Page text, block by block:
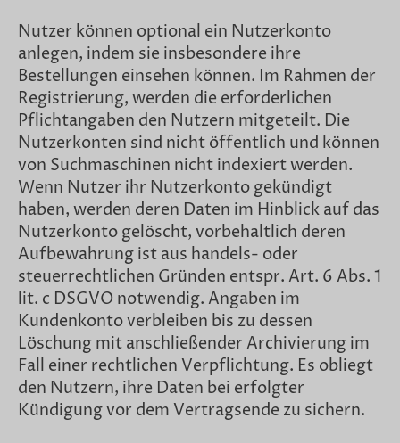
Nutzer können optional ein Nutzerkonto
anlegen, indem sie insbesondere ihre
Bestellungen einsehen können. Im Rahmen der
Registrierung, werden die erforderlichen
Pflichtangaben den Nutzern mitgeteilt. Die
Nutzerkonten sind nicht öffentlich und können
von Suchmaschinen nicht indexiert werden.
Wenn Nutzer ihr Nutzerkonto gekündigt
haben, werden deren Daten im Hinblick auf das
Nutzerkonto gelöscht, vorbehaltlich deren
Aufbewahrung ist aus handels- oder
steuerrechtlichen Gründen entspr. Art. 6 Abs. 1
lit. c DSGVO notwendig. Angaben im
Kundenkonto verbleiben bis zu dessen
Löschung mit anschließender Archivierung im
Fall einer rechtlichen Verpflichtung. Es obliegt
den Nutzern, ihre Daten bei erfolgter
Kündigung vor dem Vertragsende zu sichern.